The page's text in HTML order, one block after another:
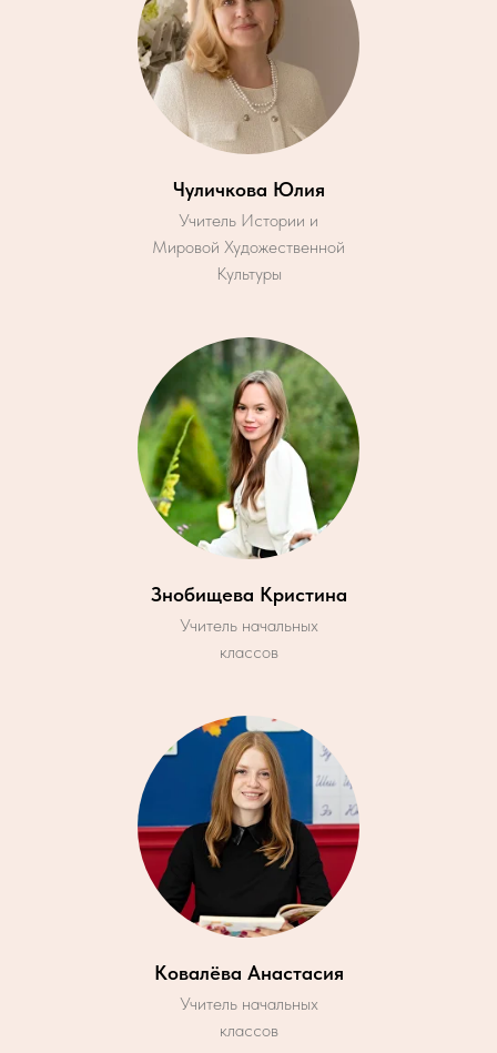
Чуличкова Юлия
Учитель Истории и
Мировой Художественной
Культуры
Знобищева Кристина
Учитель начальных
классов
Ковалёва Анастасия
Учитель начальных
классов